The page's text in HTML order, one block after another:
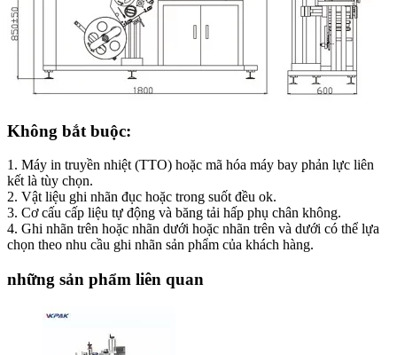
Không bắt buộc:
1. Máy in truyền nhiệt (TTO) hoặc mã hóa máy bay phản lực liên
kết là tùy chọn.
2. Vật liệu ghi nhãn đục hoặc trong suốt đều ok.
3. Cơ cấu cấp liệu tự động và băng tải hấp phụ chân không.
4. Ghi nhãn trên hoặc nhãn dưới hoặc nhãn trên và dưới có thể lựa
chọn theo nhu cầu ghi nhãn sản phẩm của khách hàng.
những sản phẩm liên quan